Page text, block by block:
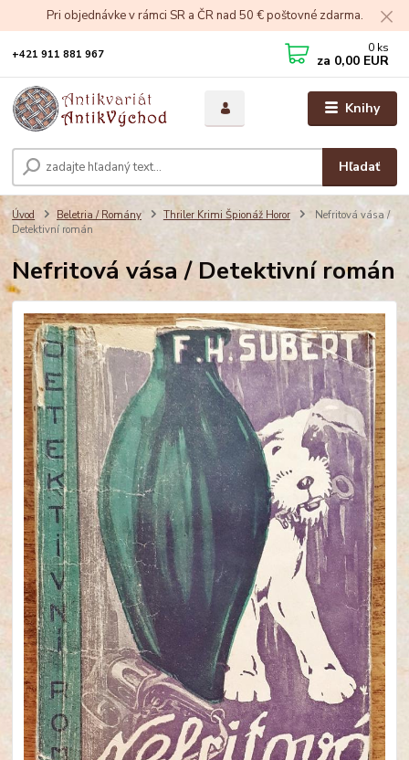
Pri objednávke v rámci SR a ČR nad 50 € poštovné zdarma.
Knihy
Hľadať
+421 911 881 967 0 ks
za 0,00 EUR
Úvod Beletria / Romány Thriler Krimi Špionáž Horor
Nefritová vása /
Detektivní román
Nefritová vása / Detektivní román